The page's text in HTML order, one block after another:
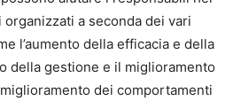
a seconda dei vari
l’aumento della efficacia e della
della gestione e il miglioramento
dei comportamenti